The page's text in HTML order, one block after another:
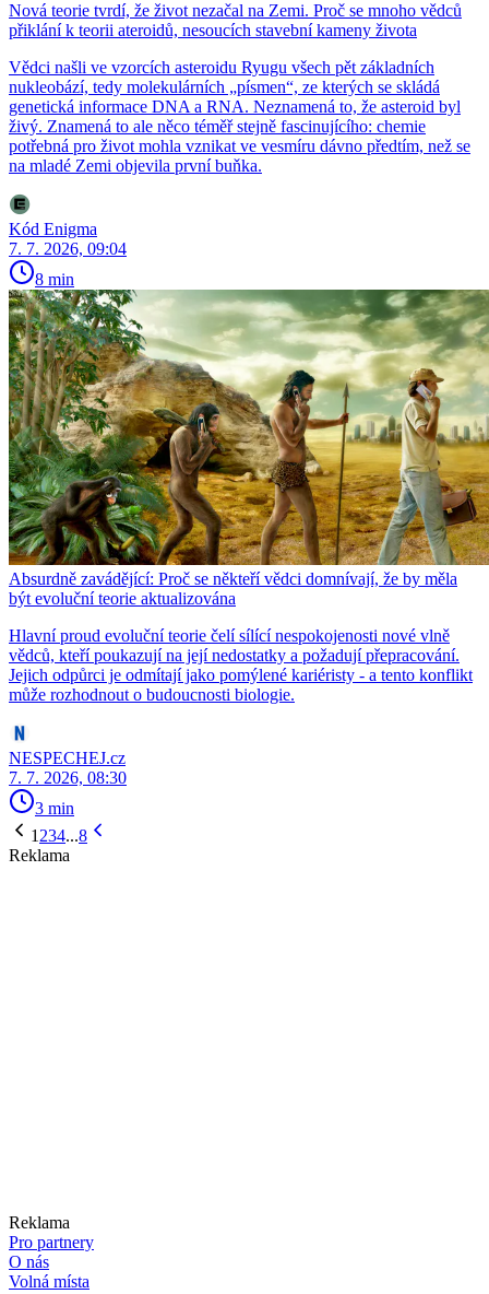
Nová teorie tvrdí, že život nezačal na Zemi. Proč se mnoho vědců
přiklání k teorii ateroidů, nesoucích stavební kameny života
Vědci našli ve vzorcích asteroidu Ryugu všech pět základních
nukleobází, tedy molekulárních „písmen“, ze kterých se skládá
genetická informace DNA a RNA. Neznamená to, že asteroid byl
živý. Znamená to ale něco téměř stejně fascinujícího: chemie
potřebná pro život mohla vznikat ve vesmíru dávno předtím, než se
na mladé Zemi objevila první buňka.
Kód Enigma
7. 7. 2026, 09:04
8 min
Absurdně zavádějící: Proč se někteří vědci domnívají, že by měla
být evoluční teorie aktualizována
Hlavní proud evoluční teorie čelí sílící nespokojenosti nové vlně
vědců, kteří poukazují na její nedostatky a požadují přepracování.
Jejich odpůrci je odmítají jako pomýlené kariéristy - a tento konflikt
může rozhodnout o budoucnosti biologie.
NESPECHEJ.cz
7. 7. 2026, 08:30
3 min
1 234...8
Reklama
Reklama
Pro partnery
O nás
Volná místa